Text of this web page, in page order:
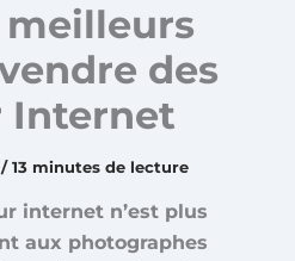
meilleurs
des
Internet
/13 minutes de lecture
internet n’est plus
aux photographes